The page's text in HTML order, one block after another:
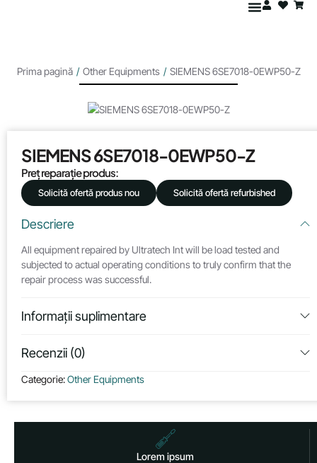
Prima pagină / Other Equipments / SIEMENS 6SE7018-0EWP50-Z
SIEMENS 6SE7018-0EWP50-Z
Preț reparație produs:
Solicită ofertă produs nou Solicită ofertă refurbished
Descriere
All equipment repaired by Ultratech Int will be load tested and
subjected to actual operating conditions to truly confirm that the
repair process was successful.
Informații suplimentare
Recenzii (0)
Categorie:Other Equipments
Lorem ipsum